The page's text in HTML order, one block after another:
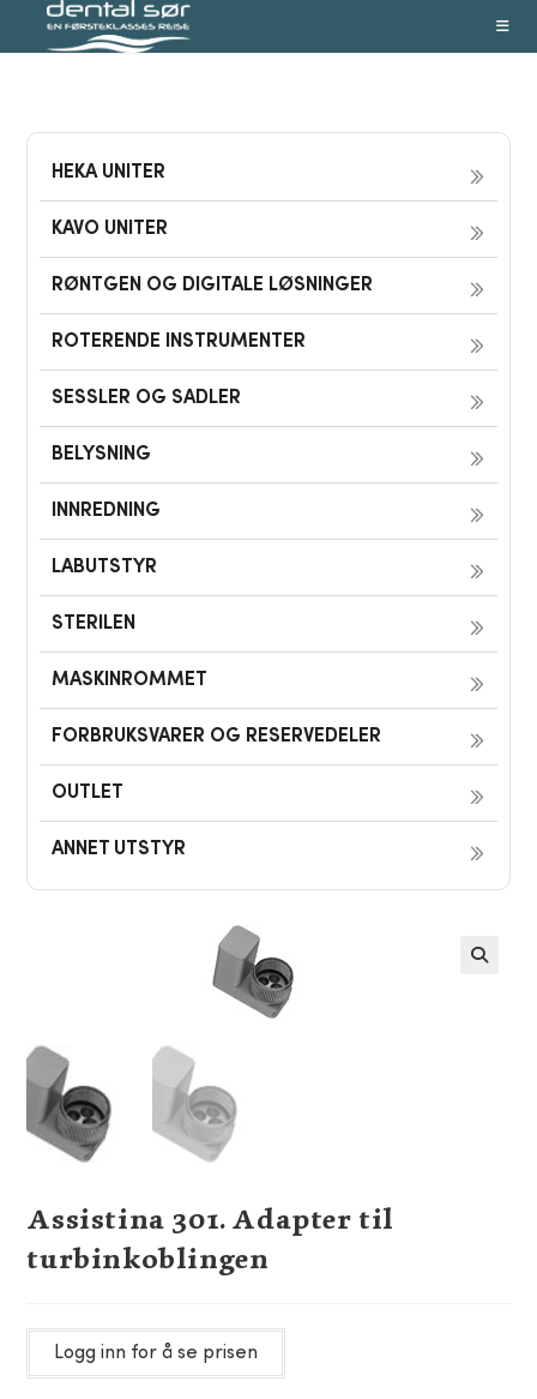
HEKA UNITER
KAVO UNITER
RØNTGEN OG DIGITALE LØSNINGER
ROTERENDE INSTRUMENTER
SESSLER OG SADLER
BELYSNING
INNREDNING
LABUTSTYR
STERILEN
MASKINROMMET
FORBRUKSVARER OG RESERVEDELER
OUTLET
ANNET UTSTYR
Assistina 301. Adapter til
turbinkoblingen
Logg inn for å se prisen